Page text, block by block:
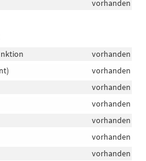
vorhanden
vorhanden
vorhanden
vorhanden
vorhanden
vorhanden
vorhanden
vorhanden